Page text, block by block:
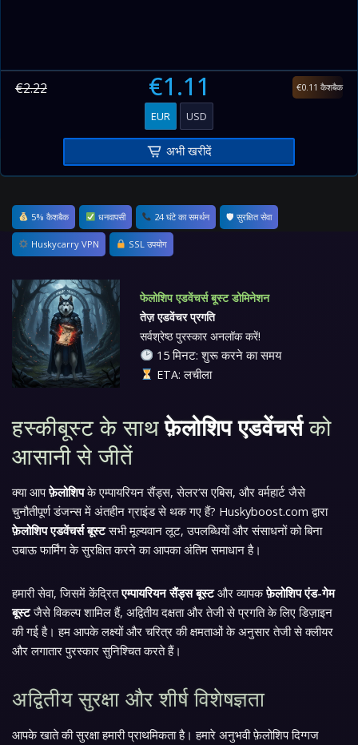
€2.22 €1.11 €0.11 कैशबैक
EUR USD
अभी खरीदें
5% कैशबैक धनवापसी 24 घंटे का समर्थन 🛡 सुरक्षित सेवा
Huskycarry VPN SSL उपयोग
फेलोशिप एडवेंचर्स बूस्ट डोमिनेशन
तेज़ एडवेंचर प्रगति
सर्वश्रेष्ठ पुरस्कार अनलॉक करें!
15 मिनट: शुरू करने का समय
ETA: लचीला
हस्कीबूस्ट के साथफ़ेलोशिप एडवेंचर्सको
आसानी से जीतें
क्या आपफ़ेलोशिपके एम्पायरियन सैंड्स, सेलर’स एबिस, और वर्महार्ट जैसे
चुनौतीपूर्ण डंजन्स में अंतहीन ग्राइंड से थक गए हैं? Huskyboost.com द्वारा
फ़ेलोशिप एडवेंचर्स बूस्टसभी मूल्यवान लूट, उपलब्धियों और संसाधनों को बिना
उबाऊ फार्मिंग के सुरक्षित करने का आपका अंतिम समाधान है।
हमारी सेवा, जिसमें केंद्रितएम्पायरियन सैंड्स बूस्टऔर व्यापकफ़ेलोशिप एंड-गेम
बूस्टजैसे विकल्प शामिल हैं, अद्वितीय दक्षता और तेजी से प्रगति के लिए डिज़ाइन
की गई है। हम आपके लक्ष्यों और चरित्र की क्षमताओं के अनुसार तेजी से क्लीयर
और लगातार पुरस्कार सुनिश्चित करते हैं।
अद्वितीय सुरक्षा और शीर्ष विशेषज्ञता
आपके खाते की सुरक्षा हमारी प्राथमिकता है। हमारे अनुभवी फ़ेलोशिप दिग्गज